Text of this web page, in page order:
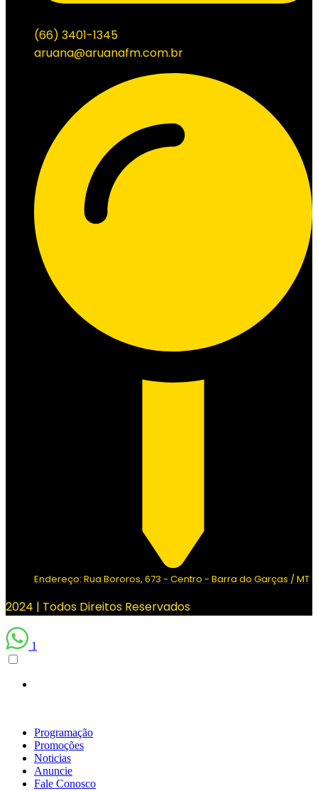
(66) 3401-1345
aruana@aruanafm.com.br
Endereço: Rua Bororos, 673 - Centro - Barra do Garças / MT
2024 | Todos Direitos Reservados
1
Programação
Promoções
Noticias
Anuncie
Fale Conosco